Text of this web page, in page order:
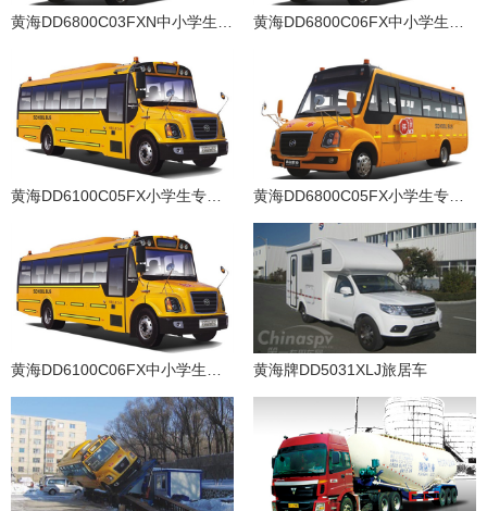
黄海DD6800C05FX小学生专用校车（柴油国五24-43座）
黄海牌DD5031XLJ旅居车